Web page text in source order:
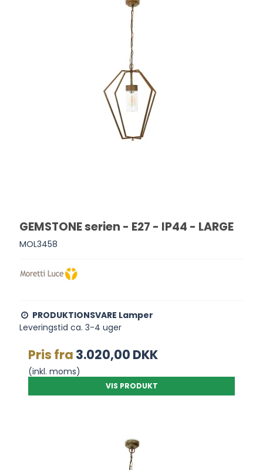
GEMSTONE serien - E27 - IP44 - LARGE
MOL3458
PRODUKTIONSVARE Lamper
Leveringstid ca. 3-4 uger
Pris fra 3.020,00 DKK
(inkl. moms)
VIS PRODUKT